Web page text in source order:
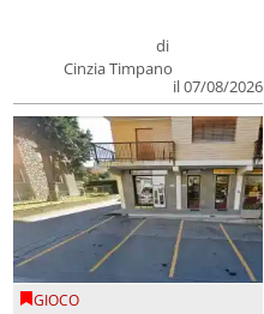
di
Cinzia Timpano
il 07/08/2026
GIOCO